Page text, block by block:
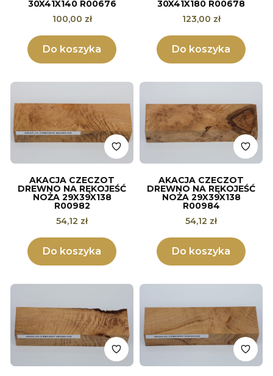
30X41X140 R00676
Cena
100,00 zł
Do koszyka
30X41X180 R00678
Cena
123,00 zł
Do koszyka
AKACJA CZECZOT
DREWNO NA RĘKOJEŚĆ
NOŻA 29X39X138
R00982
Cena
54,12 zł
Do koszyka
AKACJA CZECZOT
DREWNO NA RĘKOJEŚĆ
NOŻA 29X39X138
R00984
Cena
54,12 zł
Do koszyka